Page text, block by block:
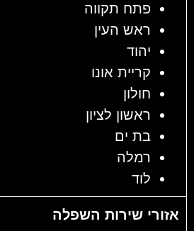
פתח תקווה
ראש העין
יהוד
קריית אונו
חולון
ראשון לציון
בת ים
רמלה
לוד
אזורי שירות השפלה